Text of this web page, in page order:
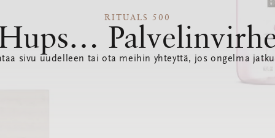
RITUALS 500
sivu uudelleen tai ota meihin yhteyttä, jos ongelma